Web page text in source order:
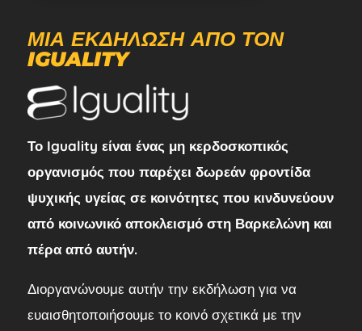
ΜΙΑ ΕΚΔΉΛΩΣΗ ΑΠΌ ΤΟΝ
IGUALITY
Το Iguality είναι ένας μη κερδοσκοπικός
οργανισμός που παρέχει δωρεάν φροντίδα
ψυχικής υγείας σε κοινότητες που κινδυνεύουν
από κοινωνικό αποκλεισμό στη Βαρκελώνη και
πέρα από αυτήν.
Διοργανώνουμε αυτήν την εκδήλωση για να
ευαισθητοποιήσουμε το κοινό σχετικά με την